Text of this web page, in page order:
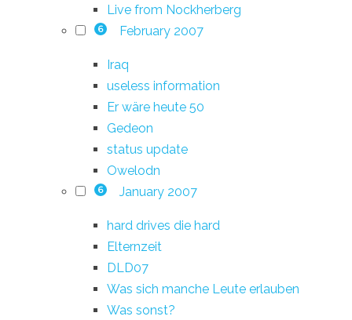
Live from Nockherberg
6 February 2007
Iraq
useless information
Er wäre heute 50
Gedeon
status update
Owelodn
6 January 2007
hard drives die hard
Elternzeit
DLD07
Was sich manche Leute erlauben
Was sonst?